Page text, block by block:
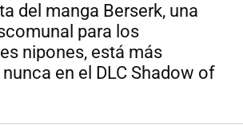
del manga Berserk, una
para los
nipones, está más
en el DLC Shadow of